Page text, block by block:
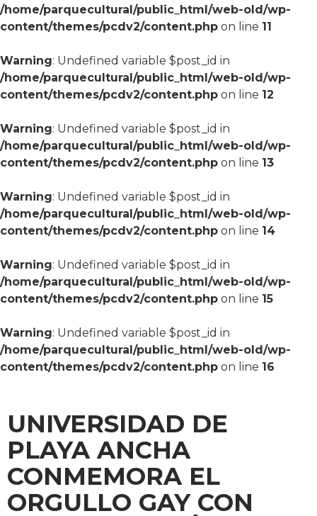
/home/parquecultural/public_html/web-old/wp-
content/themes/pcdv2/content.php on line 11
Warning: Undefined variable $post_id in
/home/parquecultural/public_html/web-old/wp-
content/themes/pcdv2/content.php on line 12
Warning: Undefined variable $post_id in
/home/parquecultural/public_html/web-old/wp-
content/themes/pcdv2/content.php on line 13
Warning: Undefined variable $post_id in
/home/parquecultural/public_html/web-old/wp-
content/themes/pcdv2/content.php on line 14
Warning: Undefined variable $post_id in
/home/parquecultural/public_html/web-old/wp-
content/themes/pcdv2/content.php on line 15
Warning: Undefined variable $post_id in
/home/parquecultural/public_html/web-old/wp-
content/themes/pcdv2/content.php on line 16
UNIVERSIDAD DE
PLAYA ANCHA
CONMEMORA EL
ORGULLO GAY CON